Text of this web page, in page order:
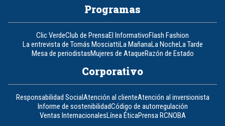
Programas
Clic VerdeClub de PrensaEl InformativoFlash Fashion
La entrevista de Tomás MosciattiLa MañanaLa NocheLa Tarde
Mesa de periodistasMujeres de AtaqueRazón de Estado
Corporativo
Responsabilidad SocialAtención al clienteAtención al inversionista
Informe de sostenibilidadCódigo de autorregulación
Ventas InternacionalesLínea ÉticaPrensa RCNOBA